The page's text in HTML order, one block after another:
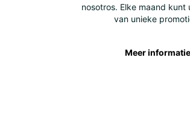
nosotros. Elke maand kunt
van unieke
Meer informatie